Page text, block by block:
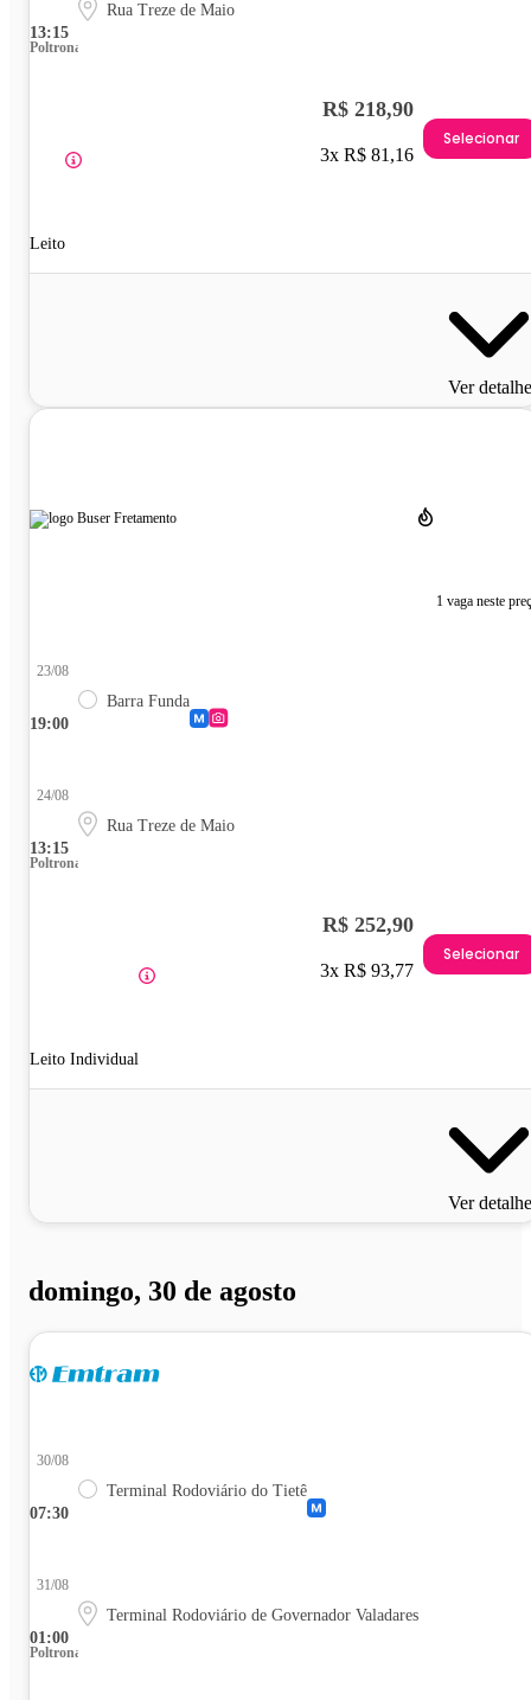
13:15
Rua Treze de Maio
Poltrona
Leito
R$ 218,90
3x R$ 81,16
Selecionar
Ver
1 vaga neste
19:00
23/08
Barra Funda
13:15
24/08
Rua Treze de Maio
Poltrona
Leito Individual
R$ 252,90
3x R$ 93,77
Selecionar
Ver
domingo, 30 de agosto
07:30
30/08
Terminal Rodoviário do Tietê
01:00
31/08
Terminal Rodoviário de Governador Valadares
Poltrona